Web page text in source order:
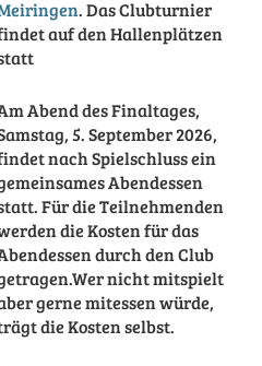
. Das Clubturnier
auf den Hallenplätzen
Abend des Finaltages,
5. September 2026,
nach Spielschluss ein
Abendessen
Für die Teilnehmenden
die Kosten für das
durch den Club
nicht mitspielt
gerne mitessen würde,
die Kosten selbst.